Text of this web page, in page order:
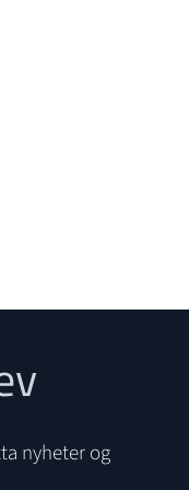
nyheter og